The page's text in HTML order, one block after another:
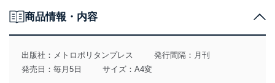
用目的を明確にし、本人の同意を得たうえで利用目的の
達成に必要な範囲内で適法かつ公正な手段によって取
得・利用・提供を行います。また、当社が保有している
個人情報は、同意を得ずに目的外利用、第三者への提
商品情報・内容
出版社： メトロポリタンプレス
発行間隔：月刊
発売日：毎月5日
サイズ：A4変